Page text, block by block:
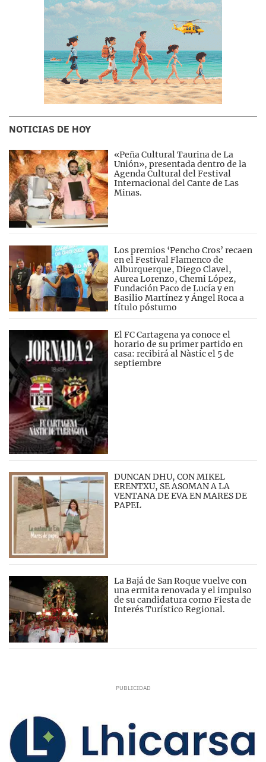
NOTICIAS DE HOY
«Peña Cultural Taurina de La
Unión», presentada dentro de la
Agenda Cultural del Festival
Internacional del Cante de Las
Minas.
Los premios ‘Pencho Cros’ recaen
en el Festival Flamenco de
Alburquerque, Diego Clavel,
Aurea Lorenzo, Chemi López,
Fundación Paco de Lucía y en
Basilio Martínez y Ángel Roca a
título póstumo
El FC Cartagena ya conoce el
horario de su primer partido en
casa: recibirá al Nàstic el 5 de
septiembre
DUNCAN DHU, CON MIKEL
ERENTXU, SE ASOMAN A LA
VENTANA DE EVA EN MARES DE
PAPEL
La Bajá de San Roque vuelve con
una ermita renovada y el impulso
de su candidatura como Fiesta de
Interés Turístico Regional.